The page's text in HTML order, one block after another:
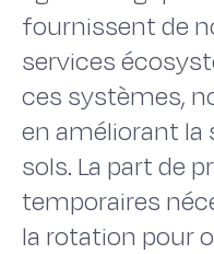
fournissent de
services
ces systèmes,
en améliorant la
sols. La part de
temporaires
la rotation pour